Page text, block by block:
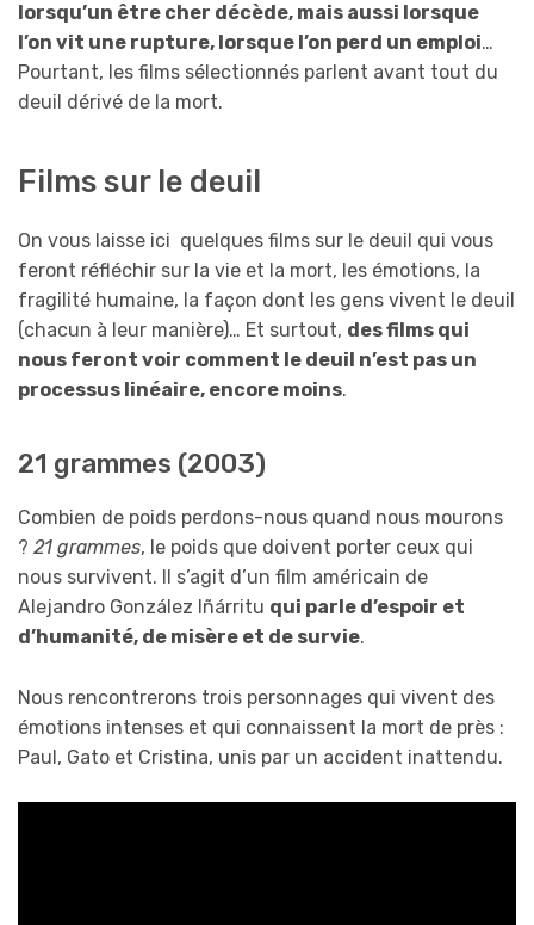
lorsqu’un être cher décède, mais aussi lorsque
l’on vit une rupture, lorsque l’on perd un emploi…
Pourtant, les films sélectionnés parlent avant tout du
deuil dérivé de la mort.
Films sur le deuil
On vous laisse ici quelques films sur le deuil qui vous
feront réfléchir sur la vie et la mort, les émotions, la
fragilité humaine, la façon dont les gens vivent le deuil
(chacun à leur manière)… Et surtout, des films qui
nous feront voir comment le deuil n’est pas un
processus linéaire, encore moins.
21 grammes (2003)
Combien de poids perdons-nous quand nous mourons
? 21 grammes, le poids que doivent porter ceux qui
nous survivent. Il s’agit d’un film américain de
Alejandro González Iñárritu qui parle d’espoir et
d’humanité, de misère et de survie.
Nous rencontrerons trois personnages qui vivent des
émotions intenses et qui connaissent la mort de près :
Paul, Gato et Cristina, unis par un accident inattendu.